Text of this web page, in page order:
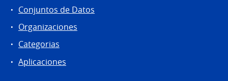
Conjuntos de Datos
Organizaciones
Categorias
Aplicaciones